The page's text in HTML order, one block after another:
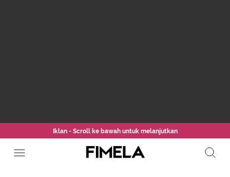
Iklan - Scroll ke bawah untuk melanjutkan